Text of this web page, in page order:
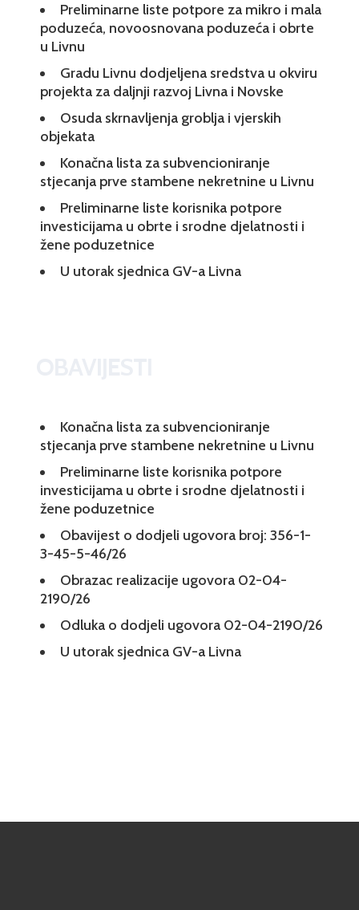
Preliminarne liste potpore za mikro i mala
poduzeća, novoosnovana poduzeća i obrte
u Livnu
Gradu Livnu dodjeljena sredstva u okviru
projekta za daljnji razvoj Livna i Novske
Osuda skrnavljenja groblja i vjerskih
objekata
Konačna lista za subvencioniranje
stjecanja prve stambene nekretnine u Livnu
Preliminarne liste korisnika potpore
investicijama u obrte i srodne djelatnosti i
žene poduzetnice
U utorak sjednica GV-a Livna
Konačna lista za subvencioniranje
stjecanja prve stambene nekretnine u Livnu
Preliminarne liste korisnika potpore
investicijama u obrte i srodne djelatnosti i
žene poduzetnice
Obavijest o dodjeli ugovora broj: 356-1-
3-45-5-46/26
Obrazac realizacije ugovora 02-04-
2190/26
Odluka o dodjeli ugovora 02-04-2190/26
U utorak sjednica GV-a Livna